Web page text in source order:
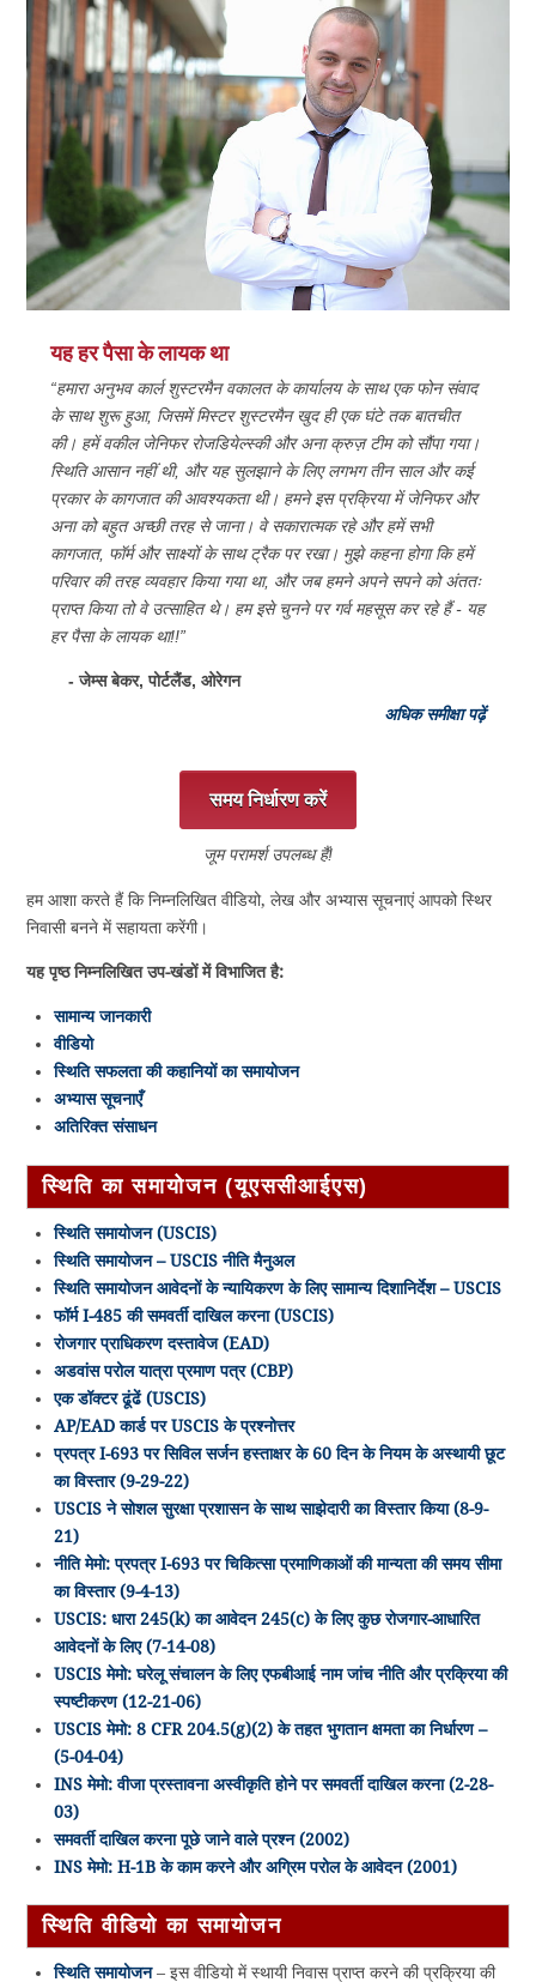
यह हर पैसा के लायक था
“हमारा अनुभव कार्ल शुस्टरमैन वकालत के कार्यालय के साथ एक फोन संवाद
के साथ शुरू हुआ, जिसमें मिस्टर शुस्टरमैन खुद ही एक घंटे तक बातचीत
की। हमें वकील जेनिफर रोजडियेल्स्की और अना क्रुज़ टीम को सौंपा गया।
स्थिति आसान नहीं थी, और यह सुलझाने के लिए लगभग तीन साल और कई
प्रकार के कागजात की आवश्यकता थी। हमने इस प्रक्रिया में जेनिफर और
अना को बहुत अच्छी तरह से जाना। वे सकारात्मक रहे और हमें सभी
कागजात, फॉर्म और साक्ष्यों के साथ ट्रैक पर रखा। मुझे कहना होगा कि हमें
परिवार की तरह व्यवहार किया गया था, और जब हमने अपने सपने को अंततः
प्राप्त किया तो वे उत्साहित थे। हम इसे चुनने पर गर्व महसूस कर रहे हैं - यह
हर पैसा के लायक था!!”
- जेम्स बेकर, पोर्टलैंड, ओरेगन
अधिक समीक्षा पढ़ें
समय निर्धारण करें
जूम परामर्श उपलब्ध हैं!
हम आशा करते हैं कि निम्नलिखित वीडियो, लेख और अभ्यास सूचनाएं आपको स्थिर
निवासी बनने में सहायता करेंगी।
यह पृष्ठ निम्नलिखित उप-खंडों में विभाजित है:
सामान्य जानकारी
वीडियो
स्थिति सफलता की कहानियों का समायोजन
अभ्यास सूचनाएँ
अतिरिक्त संसाधन
स्थिति का समायोजन (यूएससीआईएस)
स्थिति समायोजन (USCIS)
स्थिति समायोजन – USCIS नीति मैनुअल
स्थिति समायोजन आवेदनों के न्यायिकरण के लिए सामान्य दिशानिर्देश – USCIS
फॉर्म I-485 की समवर्ती दाखिल करना (USCIS)
रोजगार प्राधिकरण दस्तावेज (EAD)
अडवांस परोल यात्रा प्रमाण पत्र (CBP)
एक डॉक्टर ढूंढें (USCIS)
AP/EAD कार्ड पर USCIS के प्रश्नोत्तर
प्रपत्र I-693 पर सिविल सर्जन हस्ताक्षर के 60 दिन के नियम के अस्थायी छूट
का विस्तार (9-29-22)
USCIS ने सोशल सुरक्षा प्रशासन के साथ साझेदारी का विस्तार किया (8-9-
21)
नीति मेमो: प्रपत्र I-693 पर चिकित्सा प्रमाणिकाओं की मान्यता की समय सीमा
का विस्तार (9-4-13)
USCIS: धारा 245(k) का आवेदन 245(c) के लिए कुछ रोजगार-आधारित
आवेदनों के लिए (7-14-08)
USCIS मेमो: घरेलू संचालन के लिए एफबीआई नाम जांच नीति और प्रक्रिया की
स्पष्टीकरण (12-21-06)
USCIS मेमो: 8 CFR 204.5(g)(2) के तहत भुगतान क्षमता का निर्धारण –
(5-04-04)
INS मेमो: वीजा प्रस्तावना अस्वीकृति होने पर समवर्ती दाखिल करना (2-28-
03)
समवर्ती दाखिल करना पूछे जाने वाले प्रश्न (2002)
INS मेमो: H-1B के काम करने और अग्रिम परोल के आवेदन (2001)
स्थिति वीडियो का समायोजन
स्थिति समायोजन– इस वीडियो में स्थायी निवास प्राप्त करने की प्रक्रिया की